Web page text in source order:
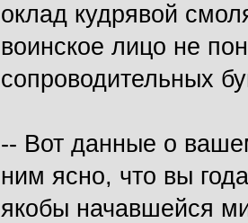
оклад кудрявой
воинское лицо не
сопроводительных
-- Вот данные о
ним ясно, что вы
якобы начавшейся